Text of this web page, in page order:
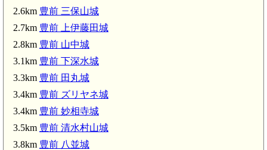
2.6km 豊前 三保山城
2.7km 豊前 上伊藤田城
2.8km 豊前 山中城
3.1km 豊前 下深水城
3.3km 豊前 田丸城
3.4km 豊前 ズリヤネ城
3.4km 豊前 妙相寺城
3.5km 豊前 清水村山城
3.8km 豊前 八並城